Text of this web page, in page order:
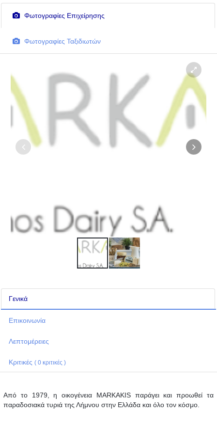
Φωτογραφίες Επιχείρησης
Φωτογραφίες Ταξιδιωτών
Γενικά
Επικοινωνία
Λεπτομέρειες
Κριτικές ( 0 κριτικές )
Από το 1979, η οικογένεια MARKAKIS παράγει και προωθεί τα
παραδοσιακά τυριά της Λήμνου στην Ελλάδα και όλο τον κόσμο.